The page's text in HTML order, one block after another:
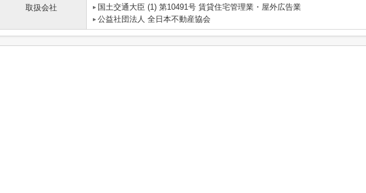
取扱会社
国土交通大臣 (1) 第10491号 賃貸住宅管理業・屋外広告業
公益社団法人 全日本不動産協会